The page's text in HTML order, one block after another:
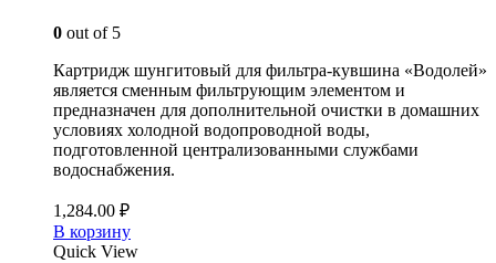
0 out of 5
Картридж шунгитовый для фильтра-кувшина «Водолей»
является сменным фильтрующим элементом и
предназначен для дополнительной очистки в домашних
условиях холодной водопроводной воды,
подготовленной централизованными службами
водоснабжения.
1,284.00 ₽
В корзину
Quick View